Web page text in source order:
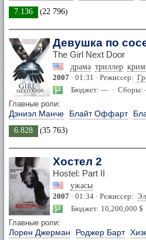
7.136 (22 796)
Девушка по
The Girl Next Door
драма триллер
2007 · 01:31 · Режиссер:
Бюджет: — ·
Главные роли:
Дэниэл Манче Блайт Оффарт
6.828 (35 763)
Хостел 2
Hostel: Part II
ужасы
2007 · 01:34 · Режиссер:
Бюджет: 10,200,000
Главные роли:
Лорен Джерман Роджер Барт